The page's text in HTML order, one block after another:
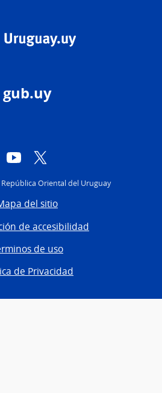
gub.uy
YouTube
Oriental del Uruguay
del sitio
de accesibilidad
de uso
de Privacidad